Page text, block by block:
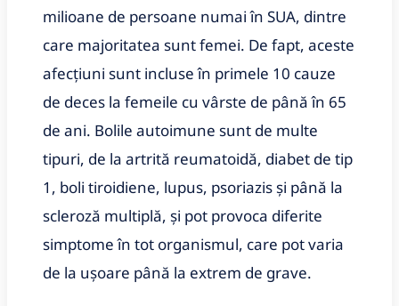
milioane de persoane numai în SUA, dintre
care majoritatea sunt femei. De fapt, aceste
afecțiuni sunt incluse în primele 10 cauze
de deces la femeile cu vârste de până în 65
de ani. Bolile autoimune sunt de multe
tipuri, de la artrită reumatoidă, diabet de tip
1, boli tiroidiene, lupus, psoriazis și până la
scleroză multiplă, și pot provoca diferite
simptome în tot organismul, care pot varia
de la ușoare până la extrem de grave.